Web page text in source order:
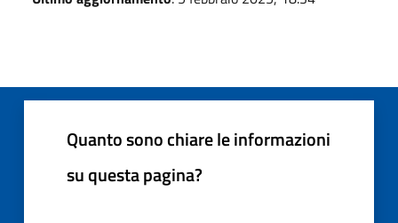
Quanto sono chiare le informazioni
su questa pagina?